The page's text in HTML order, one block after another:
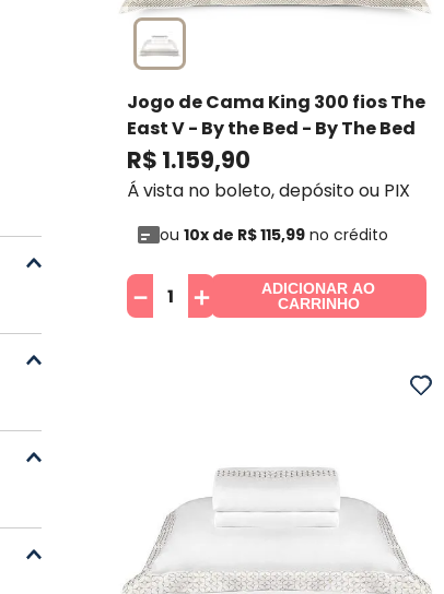
Jogo de Cama King 300 fios The
East V - By the Bed - By The Bed
R$ 1.159,90
Á vista no boleto, depósito ou PIX
ou 10x de R$115,99no crédito
＋
－
ADICIONAR AO
CARRINHO